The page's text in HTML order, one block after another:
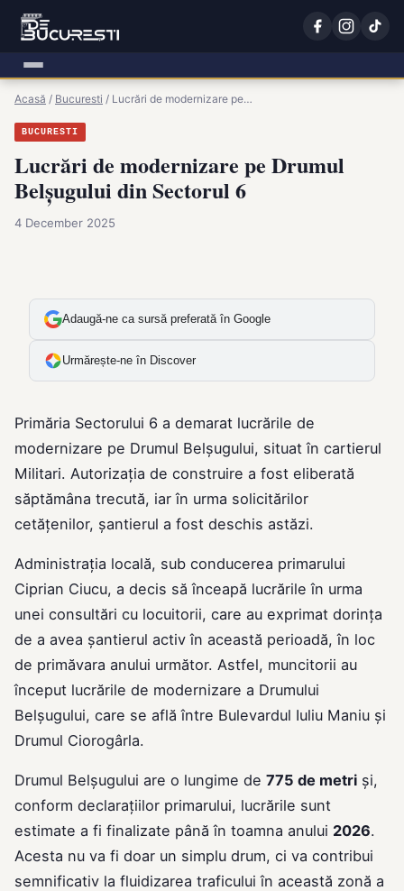
Acasă / Bucuresti / Lucrări de modernizare pe…
BUCURESTI
Lucrări de modernizare pe Drumul
Belșugului din Sectorul 6
4 December 2025
Adaugă-ne ca sursă preferată în Google
Urmărește-ne în Discover
Primăria Sectorului 6 a demarat lucrările de
modernizare pe Drumul Belșugului, situat în cartierul
Militari. Autorizația de construire a fost eliberată
săptămâna trecută, iar în urma solicitărilor
cetățenilor, șantierul a fost deschis astăzi.
Administrația locală, sub conducerea primarului
Ciprian Ciucu, a decis să înceapă lucrările în urma
unei consultări cu locuitorii, care au exprimat dorința
de a avea șantierul activ în această perioadă, în loc
de primăvara anului următor. Astfel, muncitorii au
început lucrările de modernizare a Drumului
Belșugului, care se află între Bulevardul Iuliu Maniu și
Drumul Ciorogârla.
Drumul Belșugului are o lungime de 775 de metri și,
conform declarațiilor primarului, lucrările sunt
estimate a fi finalizate până în toamna anului 2026.
Acesta nu va fi doar un simplu drum, ci va contribui
semnificativ la fluidizarea traficului în această zonă a